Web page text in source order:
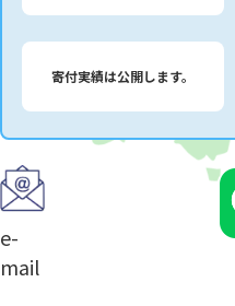
寄付実績は公開します。
e-
mail